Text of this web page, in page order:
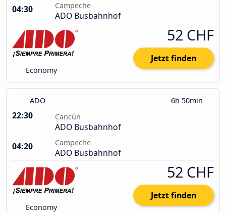
04:30
Campeche
ADO Busbahnhof
Economy
52 CHF
Jetzt finden
ADO 6h 50min
22:30 Cancún
ADO Busbahnhof
04:20
Campeche
ADO Busbahnhof
Economy
52 CHF
Jetzt finden